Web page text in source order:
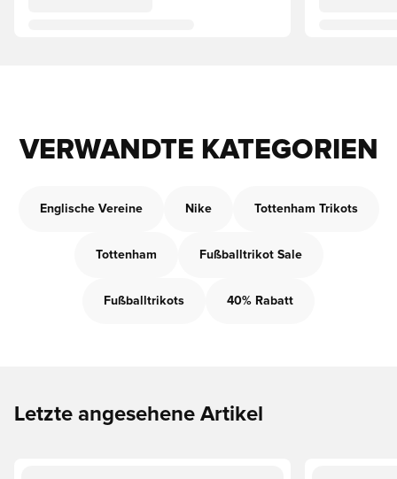
VERWANDTE KATEGORIEN
Englische Vereine Nike Tottenham Trikots
Tottenham Fußballtrikot Sale
Fußballtrikots 40% Rabatt
Letzte angesehene Artikel